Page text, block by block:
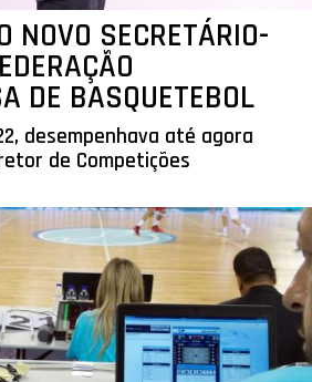
NOVO SECRETÁRIO-
DE BASQUETEBOL
desempenhava até agora
de Competições